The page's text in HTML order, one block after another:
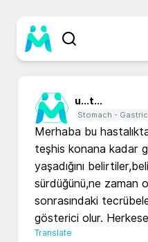
u...t...
Stomach -
Merhaba bu
teşhis konana kadar
yaşadığını
sürdüğünü,ne zaman
sonrasındaki
gösterici olur.
Translate